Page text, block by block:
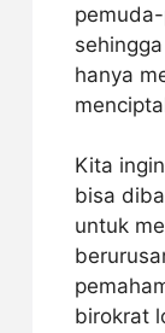
hanya
Kita
bisa
untuk
birokrat